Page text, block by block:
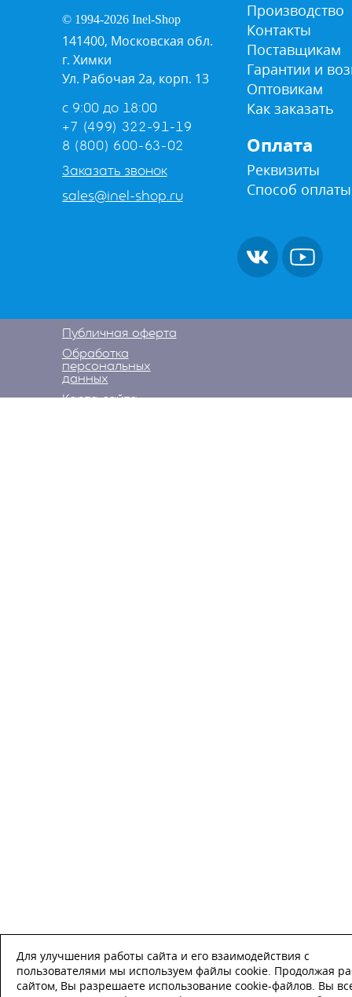
© 1994-2026 Inel-Shop
141400, Московская обл.
г. Химки
Ул. Рабочая 2а, корп. 13
с 9:00 до 18:00
+7 (499) 322-91-19
8 (800) 600-63-02
Заказать звонок
sales@inel-shop.ru
Производство
Контакты
Поставщикам
Гарантии и
Оптовикам
Как заказать
Оплата
Реквизиты
Способ оплаты
Публичная оферта
Обработка
персональных
данных
Карта сайта
Для улучшения работы сайта и его взаимодействия с
пользователями мы используем файлы cookie. Продолжая
сайтом, Вы разрешаете использование cookie-файлов. Вы